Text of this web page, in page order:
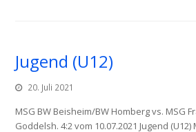
Jugend (U12)
20. Juli 2021
MSG BW Beisheim/BW Homberg vs. MSG
Goddelsh. 4:2 vom 10.07.2021 Jugend